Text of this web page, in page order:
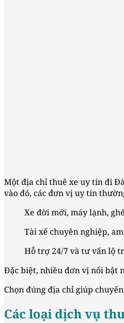
Một địa chỉ thuê xe uy tín đi
vào đó, các đơn vị uy tín
Xe đời mới, máy lạnh,
Tài xế chuyên nghiệp,
Hỗ trợ 24/7 và tư vấn lộ
Đặc biệt, nhiều đơn vị nổi bật
Chọn đúng địa chỉ giúp
Các loại dịch vụ